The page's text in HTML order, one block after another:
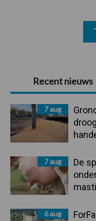
Primaire
Sidebar
Recent nieuws
7 aug
7 aug
De
6 aug